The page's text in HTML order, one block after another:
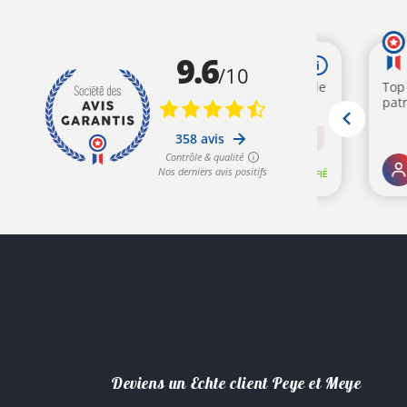
Deviens un Echte client Peye et Meye